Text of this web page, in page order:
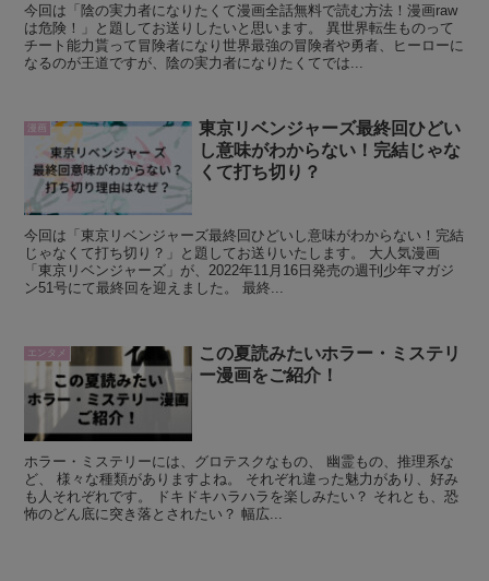
今回は「陰の実力者になりたくて漫画全話無料で読む方法！漫画raw
は危険！」と題してお送りしたいと思います。 異世界転生ものって
チート能力貰って冒険者になり世界最強の冒険者や勇者、ヒーローに
なるのが王道ですが、陰の実力者になりたくてでは...
漫画
東京リベンジャーズ最終回ひどい
し意味がわからない！完結じゃな
くて打ち切り？
今回は「東京リベンジャーズ最終回ひどいし意味がわからない！完結
じゃなくて打ち切り？」と題してお送りいたします。 大人気漫画
「東京リベンジャーズ」が、2022年11月16日発売の週刊少年マガジ
ン51号にて最終回を迎えました。 最終...
エンタメ
この夏読みたいホラー・ミステリ
ー漫画をご紹介！
ホラー・ミステリーには、グロテスクなもの、 幽霊もの、推理系な
ど、 様々な種類がありますよね。 それぞれ違った魅力があり、好み
も人それぞれです。 ドキドキハラハラを楽しみたい？ それとも、恐
怖のどん底に突き落とされたい？ 幅広...